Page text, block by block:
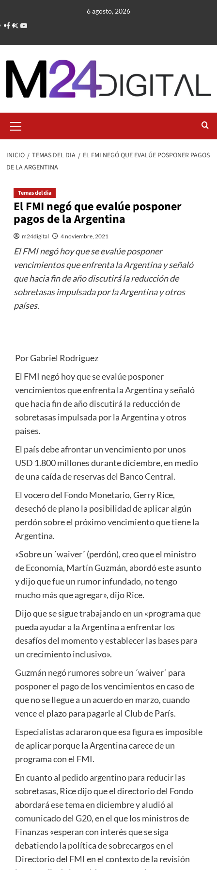
contenido
6 agosto, 2026
primario
INICIO TEMAS DEL DIA
EL FMI NEGÓ QUE EVALÚE POSPONER PAGOS
DE LA ARGENTINA
Temas del dia
El FMI negó que evalúe posponer
pagos de la Argentina
m24digital 4 noviembre, 2021
El FMI negó hoy que se evalúe posponer
vencimientos que enfrenta la Argentina y señaló
que hacia fin de año discutirá la reducción de
sobretasas impulsada por la Argentina y otros
países.
Por Gabriel Rodriguez
El FMI negó hoy que se evalúe posponer
vencimientos que enfrenta la Argentina y señaló
que hacia fin de año discutirá la reducción de
sobretasas impulsada por la Argentina y otros
países.
El país debe afrontar un vencimiento por unos
USD 1.800 millones durante diciembre, en medio
de una caída de reservas del Banco Central.
El vocero del Fondo Monetario, Gerry Rice,
desechó de plano la posibilidad de aplicar algún
perdón sobre el próximo vencimiento que tiene la
Argentina.
«Sobre un ´waiver´ (perdón), creo que el ministro
de Economía, Martín Guzmán, abordó este asunto
y dijo que fue un rumor infundado, no tengo
mucho más que agregar», dijo Rice.
Dijo que se sigue trabajando en un «programa que
pueda ayudar a la Argentina a enfrentar los
desafíos del momento y establecer las bases para
un crecimiento inclusivo».
Guzmán negó rumores sobre un ´waiver´ para
posponer el pago de los vencimientos en caso de
que no se llegue a un acuerdo en marzo, cuando
vence el plazo para pagarle al Club de París.
Especialistas aclararon que esa figura es imposible
de aplicar porque la Argentina carece de un
programa con el FMI.
En cuanto al pedido argentino para reducir las
sobretasas, Rice dijo que el directorio del Fondo
abordará ese tema en diciembre y aludió al
comunicado del G20, en el que los ministros de
Finanzas «esperan con interés que se siga
debatiendo la política de sobrecargos en el
Directorio del FMI en el contexto de la revisión